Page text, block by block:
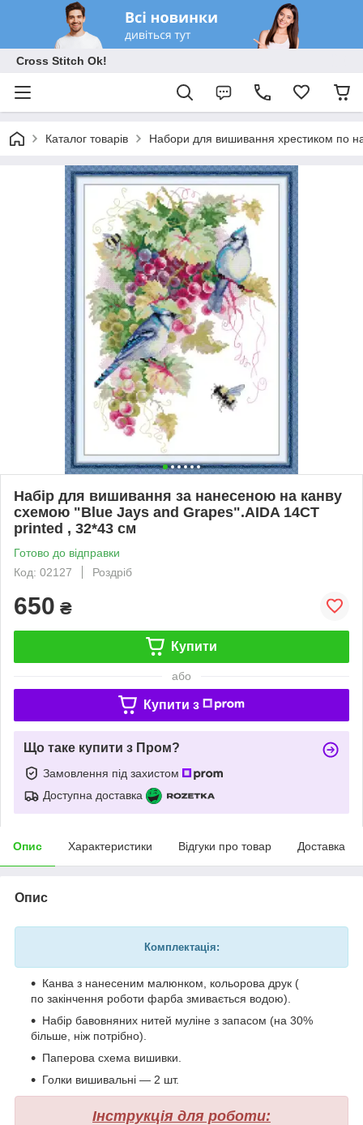
Cross Stitch Ok!
Каталог товарів Набори для вишивання хрестиком по
Набір для вишивання за нанесеною на канву
схемою "Blue Jays and Grapes".AIDA 14CT
printed , 32*43 см
Готово до відправки
Код: 02127
Роздріб
650 ₴
Купити
або
Купити з
Що таке купити з Пром?
Замовлення під захистом
Доступна доставка
Опис Характеристики Відгуки про товар Доставка
Опис
Комплектація:
Канва з нанесеним малюнком, кольорова друк (
по закінчення роботи фарба змивається водою).
Набір бавовняних нитей муліне з запасом (на 30%
більше, ніж потрібно).
Паперова схема вишивки.
Голки вишивальні — 2 шт.
Інструкція для роботи: